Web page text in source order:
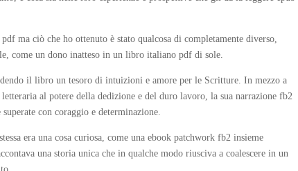
ma ciò che ho ottenuto è stato qualcosa di completamente diverso,
come un dono inatteso in un libro italiano pdf di sole.
il libro un tesoro di intuizioni e amore per le Scritture. In mezzo a
al potere della dedizione e del duro lavoro, la sua narrazione fb2
con coraggio e determinazione.
era una cosa curiosa, come una ebook patchwork fb2 insieme
una storia unica che in qualche modo riusciva a coalescere in un